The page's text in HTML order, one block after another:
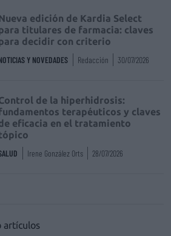
edición de Kardia Select
titulares de farmacia: claves
decidir con criterio
Y NOVEDADES Redacción 30/07/2026
de la hiperhidrosis:
terapéuticos y claves
eficacia en el tratamiento
Irene González Orts 28/07/2026
artículos